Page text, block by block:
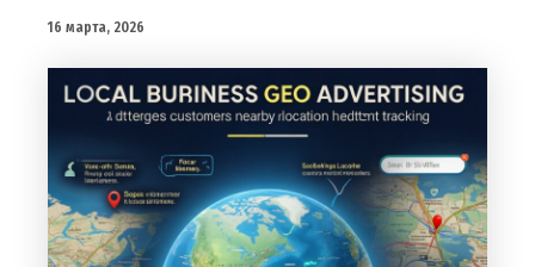
16 марта, 2026